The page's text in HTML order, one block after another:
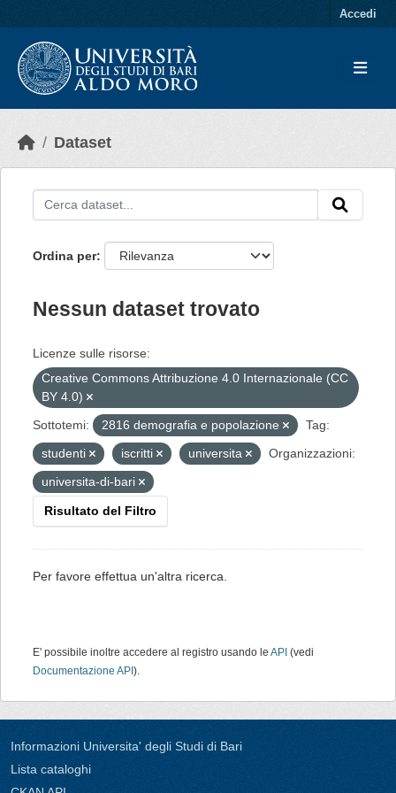
Accedi
Dataset
Ordina per
Nessun dataset trovato
Licenze sulle risorse:
Creative Commons Attribuzione 4.0 Internazionale (CC
BY 4.0)
Sottotemi:
2816 demografia e popolazione
Tag:
studenti
iscritti universita
Organizzazioni:
universita-di-bari
Risultato del Filtro
Per favore effettua un'altra ricerca.
E' possibile inoltre accedere al registro usando le API (vedi
Documentazione API ).
Informazioni Universita' degli Studi di Bari
Lista cataloghi